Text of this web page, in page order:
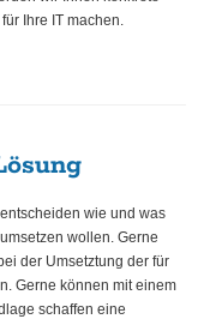
Ihre IT machen.
wie und was
wollen. Gerne
der Umsetztung der für
Gerne können mit einem
schaffen eine